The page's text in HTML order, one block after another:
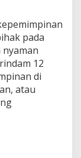
pada
12
di
atau